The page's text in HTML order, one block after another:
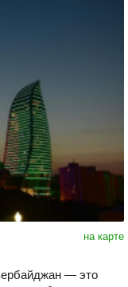
на карте
— это